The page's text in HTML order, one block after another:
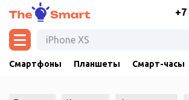
+7
Смартфоны Планшеты Смарт-часы